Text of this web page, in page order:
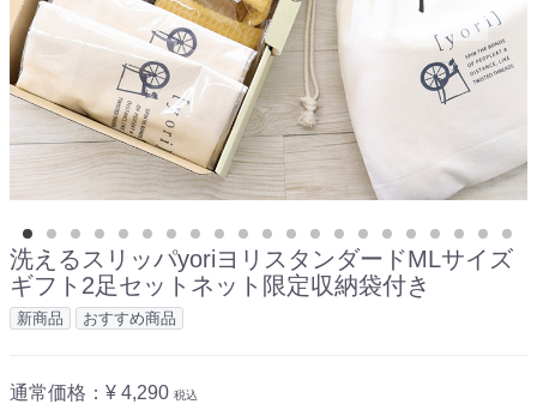
洗えるスリッパyoriヨリスタンダードMLサイズ
ギフト2足セットネット限定収納袋付き
新商品 おすすめ商品
通常価格： ¥ 4,290 税込